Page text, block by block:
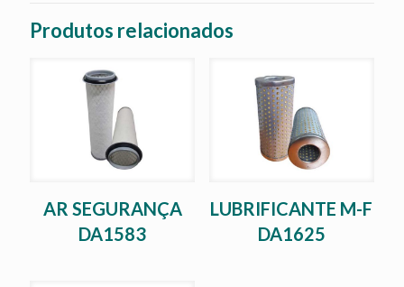
Produtos relacionados
AR SEGURANÇA
DA1583
LUBRIFICANTE M-F
DA1625